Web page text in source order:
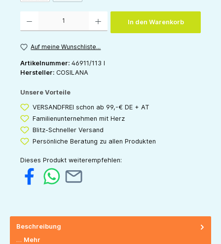
In den Warenkorb
Auf meine Wunschliste...
Artikelnummer: 46911/113 I
Hersteller: COSILANA
Unsere Vorteile
VERSANDFREI schon ab 99,-€ DE + AT
Familienunternehmen mit Herz
Blitz-Schneller Versand
Persönliche Beratung zu allen Produkten
Dieses Produkt weiterempfehlen:
Beschreibung
… Mehr